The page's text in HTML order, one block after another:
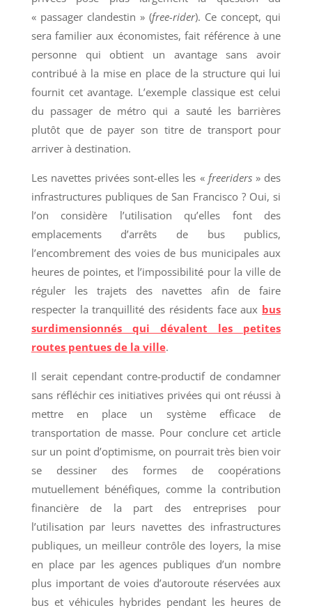
« passager clandestin » (free-rider). Ce concept, qui
sera familier aux économistes, fait référence à une
personne qui obtient un avantage sans avoir
contribué à la mise en place de la structure qui lui
fournit cet avantage. L’exemple classique est celui
du passager de métro qui a sauté les barrières
plutôt que de payer son titre de transport pour
arriver à destination.
Les navettes privées sont-elles les « freeriders» des
infrastructures publiques de San Francisco ? Oui, si
l’on considère l’utilisation qu’elles font des
emplacements d’arrêts de bus publics,
l’encombrement des voies de bus municipales aux
heures de pointes, et l’impossibilité pour la ville de
réguler les trajets des navettes afin de faire
respecter la tranquillité des résidents face aux bus
surdimensionnés qui dévalent les petites
routes pentues de la ville.
Il serait cependant contre-productif de condamner
sans réfléchir ces initiatives privées qui ont réussi à
mettre en place un système efficace de
transportation de masse. Pour conclure cet article
sur un point d’optimisme, on pourrait très bien voir
se dessiner des formes de coopérations
mutuellement bénéfiques, comme la contribution
financière de la part des entreprises pour
l’utilisation par leurs navettes des infrastructures
publiques, un meilleur contrôle des loyers, la mise
en place par les agences publiques d’un nombre
plus important de voies d’autoroute réservées aux
bus et véhicules hybrides pendant les heures de